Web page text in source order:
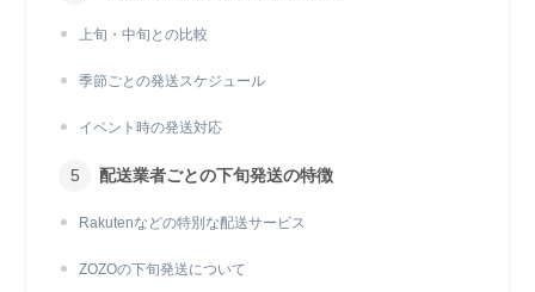
上旬・中旬との比較
季節ごとの発送スケジュール
イベント時の発送対応
配送業者ごとの下旬発送の特徴
Rakutenなどの特別な配送サービス
ZOZOの下旬発送について